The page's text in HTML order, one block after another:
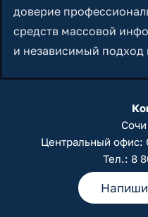
доверие
средств массовой
и независимый
Центральный офис:
Тел.: 8